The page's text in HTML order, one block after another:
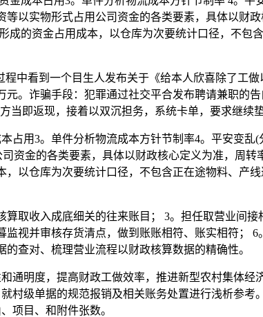
以实物形式占用公司资金的各类要素，具体以财
的资金占用成本，以仓库为次要统计口径，不包
中看到一个目生人发布关于《给本人欣喜除了工
。诈骗手段：犯罪通过社交平合发布聘请兼职的
即返现，接着以双沉担务，系统卡单，要求继续垫
用3。单件分析物流成本方针节制率4。平安变乱(
资金的各类要素，具体以财政核心定义为准，周转
以仓库为次要统计口径，不包含正在途物料、产
收入成底细关的往来账目； 3。担任取营业间接
视并审核存货清点，做到账账相符、账实相符； 6
查对、梳理营业流程以财政核算数据的精确性。
明度，提高财政工做效率，推进新型农村集体经
村级单据的规范报销及相关账务处置进行浅析参考
项目、和附件张数。